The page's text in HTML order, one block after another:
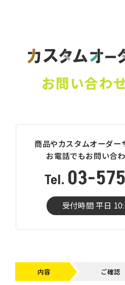
お問い合わ
商品やカスタムオーダー
お電話でもお問い合
03-
受付時間 平日
内容 ご確認